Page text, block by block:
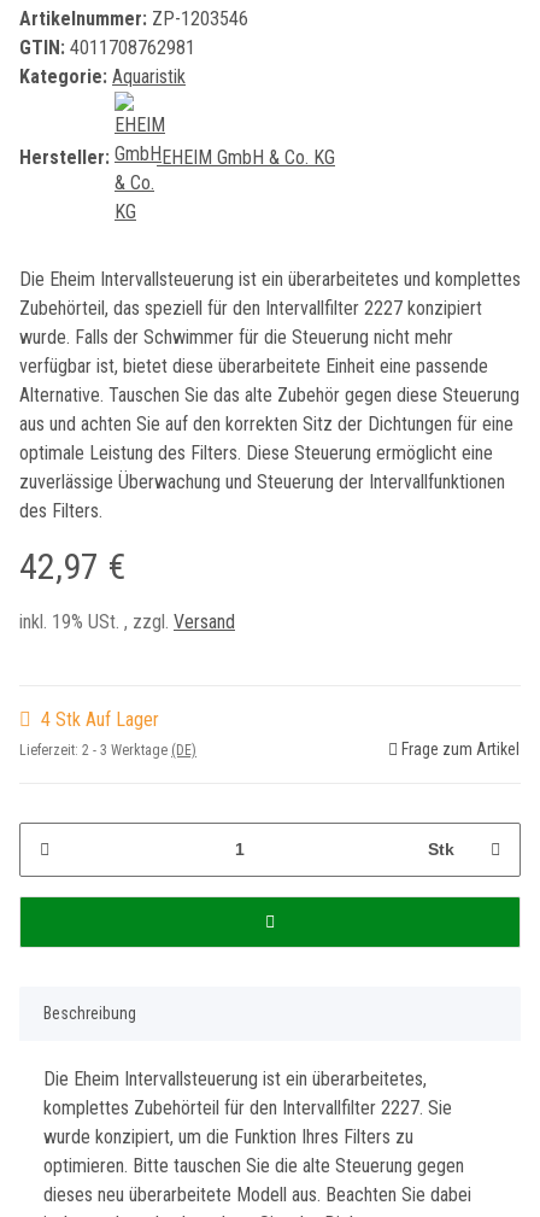
Artikelnummer: ZP-1203546
GTIN: 4011708762981
Kategorie: Aquaristik
Hersteller: EHEIM GmbH & Co. KG
Die Eheim Intervallsteuerung ist ein überarbeitetes und komplettes
Zubehörteil, das speziell für den Intervallfilter 2227 konzipiert
wurde. Falls der Schwimmer für die Steuerung nicht mehr
verfügbar ist, bietet diese überarbeitete Einheit eine passende
Alternative. Tauschen Sie das alte Zubehör gegen diese Steuerung
aus und achten Sie auf den korrekten Sitz der Dichtungen für eine
optimale Leistung des Filters. Diese Steuerung ermöglicht eine
zuverlässige Überwachung und Steuerung der Intervallfunktionen
des Filters.
42,97 €
inkl. 19% USt. , zzgl. Versand
4 Stk Auf Lager
Lieferzeit: 2 - 3 Werktage (DE) Frage zum Artikel
Stk
Beschreibung
Die Eheim Intervallsteuerung ist ein überarbeitetes,
komplettes Zubehörteil für den Intervallfilter 2227. Sie
wurde konzipiert, um die Funktion Ihres Filters zu
optimieren. Bitte tauschen Sie die alte Steuerung gegen
dieses neu überarbeitete Modell aus. Beachten Sie dabei